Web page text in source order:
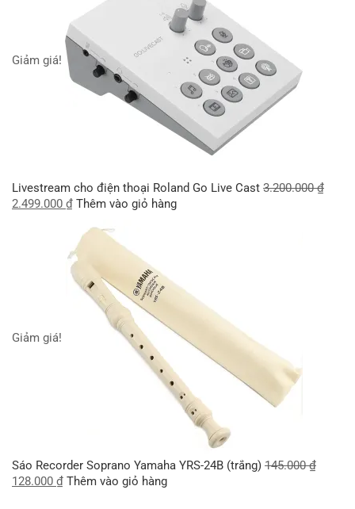
Giảm giá!
Livestream cho điện thoại Roland Go Live Cast 3.200.000₫
2.499.000 ₫ Thêm vào giỏ hàng
Giảm giá!
Sáo Recorder Soprano Yamaha YRS-24B (trắng) 145.000₫
128.000 ₫ Thêm vào giỏ hàng